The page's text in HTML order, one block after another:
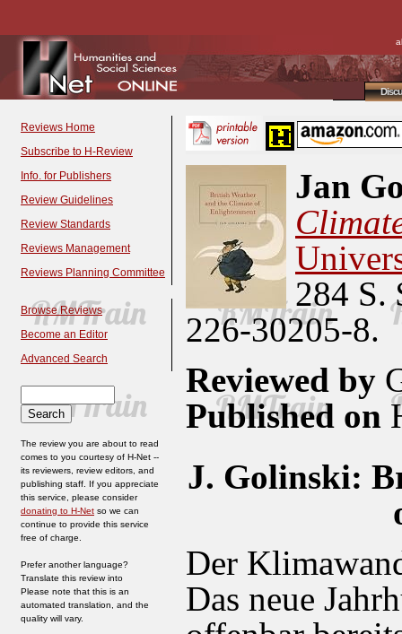
Reviews Home
Subscribe to H-Review
Info. for Publishers
Review Guidelines
Review Standards
Reviews Management
Reviews Planning Committee
Browse Reviews
Become an Editor
Advanced Search
The review you are about to read
comes to you courtesy of H-Net --
its reviewers, review editors, and
publishing staff. If you appreciate
this service, please consider
donating to H-Net so we can
continue to provide this service
free of charge.
Prefer another language?
Translate this review into
Please note that this is an
automated translation, and the
quality will vary.
Jan
284 S.
226-30205-8.
Reviewed by
Published on
J. Golinski:
Der
Das neue